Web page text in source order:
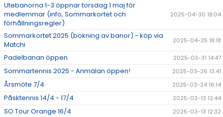
Utebanorna 1-3 öppnar torsdag 1 maj för
medlemmar (info, Sommarkortet och
förhållningsregler)
2025-04-30 18:04
Sommarkortet 2025 (bokning av banor) - köp via
Matchi
2025-04-25 18:18
Padelbanan öppen 2025-03-31 14:47
Sommartennis 2025 - Anmälan öppen! 2025-03-26 13:41
Årsmöte 7/4 2025-03-24 16:14
Påsktennis 14/4 - 17/4 2025-03-13 12:44
SO Tour Orange 16/4 2025-03-13 12:32